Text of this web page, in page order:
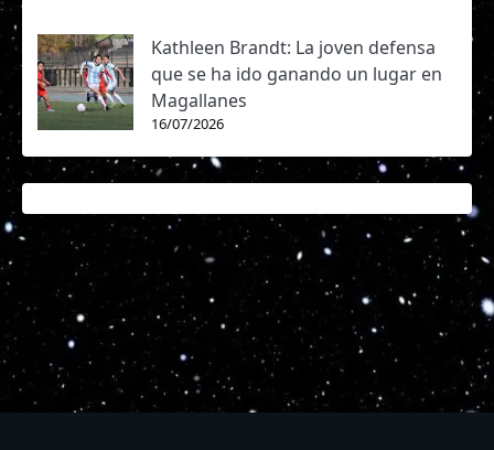
Kathleen Brandt: La joven defensa
que se ha ido ganando un lugar en
Magallanes
16/07/2026